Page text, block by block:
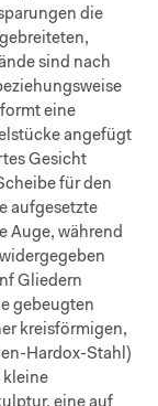
die
sind nach
eine
angefügt
Gesicht
für den
aufgesetzte
Auge, während
Gliedern
gebeugten
kreisförmigen,
Hardox-Stahl)
kleine